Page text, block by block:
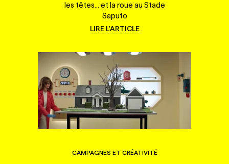
les têtes... et la roue au Stade
Saputo
LIRE L'ARTICLE
CAMPAGNES ET CRÉATIVITÉ